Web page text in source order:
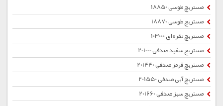
مستربچ طوسی 18850
مستربچ طوسی 18870
مستربچ نقره ای 103000
مستربچ سفید صدفی 201000
مستربچ قرمز صدفی 201440
مستربچ آبی صدفی 201550
مستربچ سبز صدفی 201660